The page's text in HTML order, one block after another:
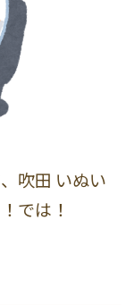
吹田 いぬい
では！